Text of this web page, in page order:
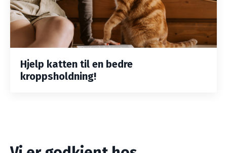
Hjelp katten til en bedre
kroppsholdning!